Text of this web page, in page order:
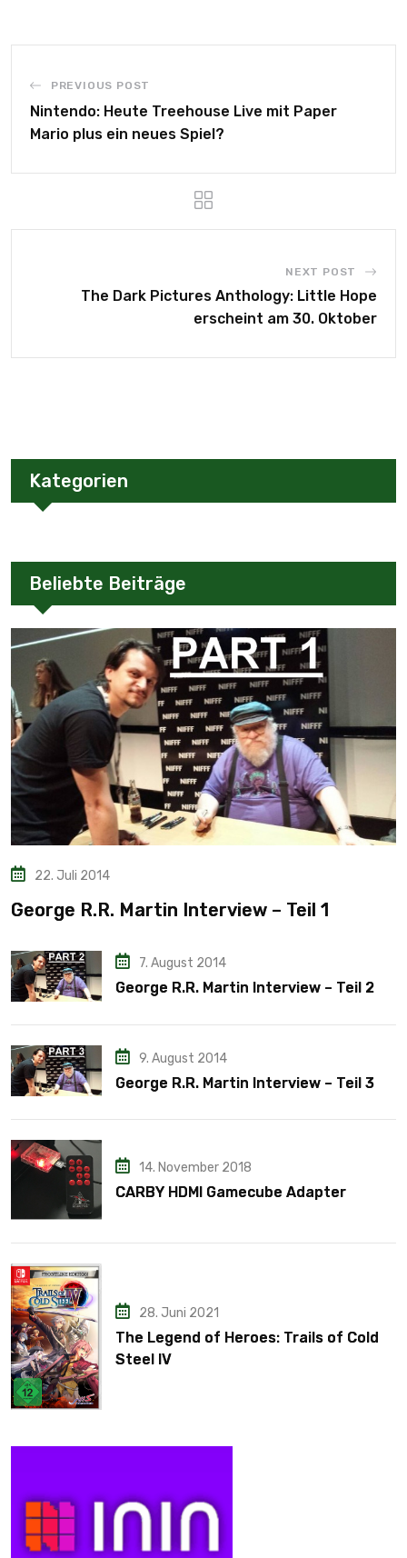
PREVIOUS POST
Nintendo: Heute Treehouse Live mit Paper
Mario plus ein neues Spiel?
NEXT POST
The Dark Pictures Anthology: Little Hope
erscheint am 30. Oktober
Kategorien
Beliebte Beiträge
22. Juli 2014
George R.R. Martin Interview – Teil 1
7. August 2014
George R.R. Martin Interview – Teil 2
9. August 2014
George R.R. Martin Interview – Teil 3
14. November 2018
CARBY HDMI Gamecube Adapter
28. Juni 2021
The Legend of Heroes: Trails of Cold
Steel IV